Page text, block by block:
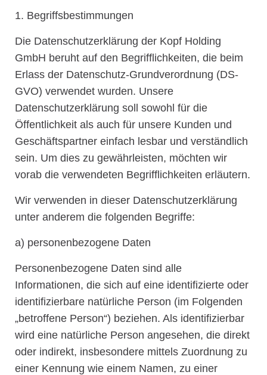
1. Begriffsbestimmungen
Die Datenschutzerklärung der Kopf Holding
GmbH beruht auf den Begrifflichkeiten, die beim
Erlass der Datenschutz-Grundverordnung (DS-
GVO) verwendet wurden. Unsere
Datenschutzerklärung soll sowohl für die
Öffentlichkeit als auch für unsere Kunden und
Geschäftspartner einfach lesbar und verständlich
sein. Um dies zu gewährleisten, möchten wir
vorab die verwendeten Begrifflichkeiten erläutern.
Wir verwenden in dieser Datenschutzerklärung
unter anderem die folgenden Begriffe:
a) personenbezogene Daten
Personenbezogene Daten sind alle
Informationen, die sich auf eine identifizierte oder
identifizierbare natürliche Person (im Folgenden
„betroffene Person“) beziehen. Als identifizierbar
wird eine natürliche Person angesehen, die direkt
oder indirekt, insbesondere mittels Zuordnung zu
einer Kennung wie einem Namen, zu einer